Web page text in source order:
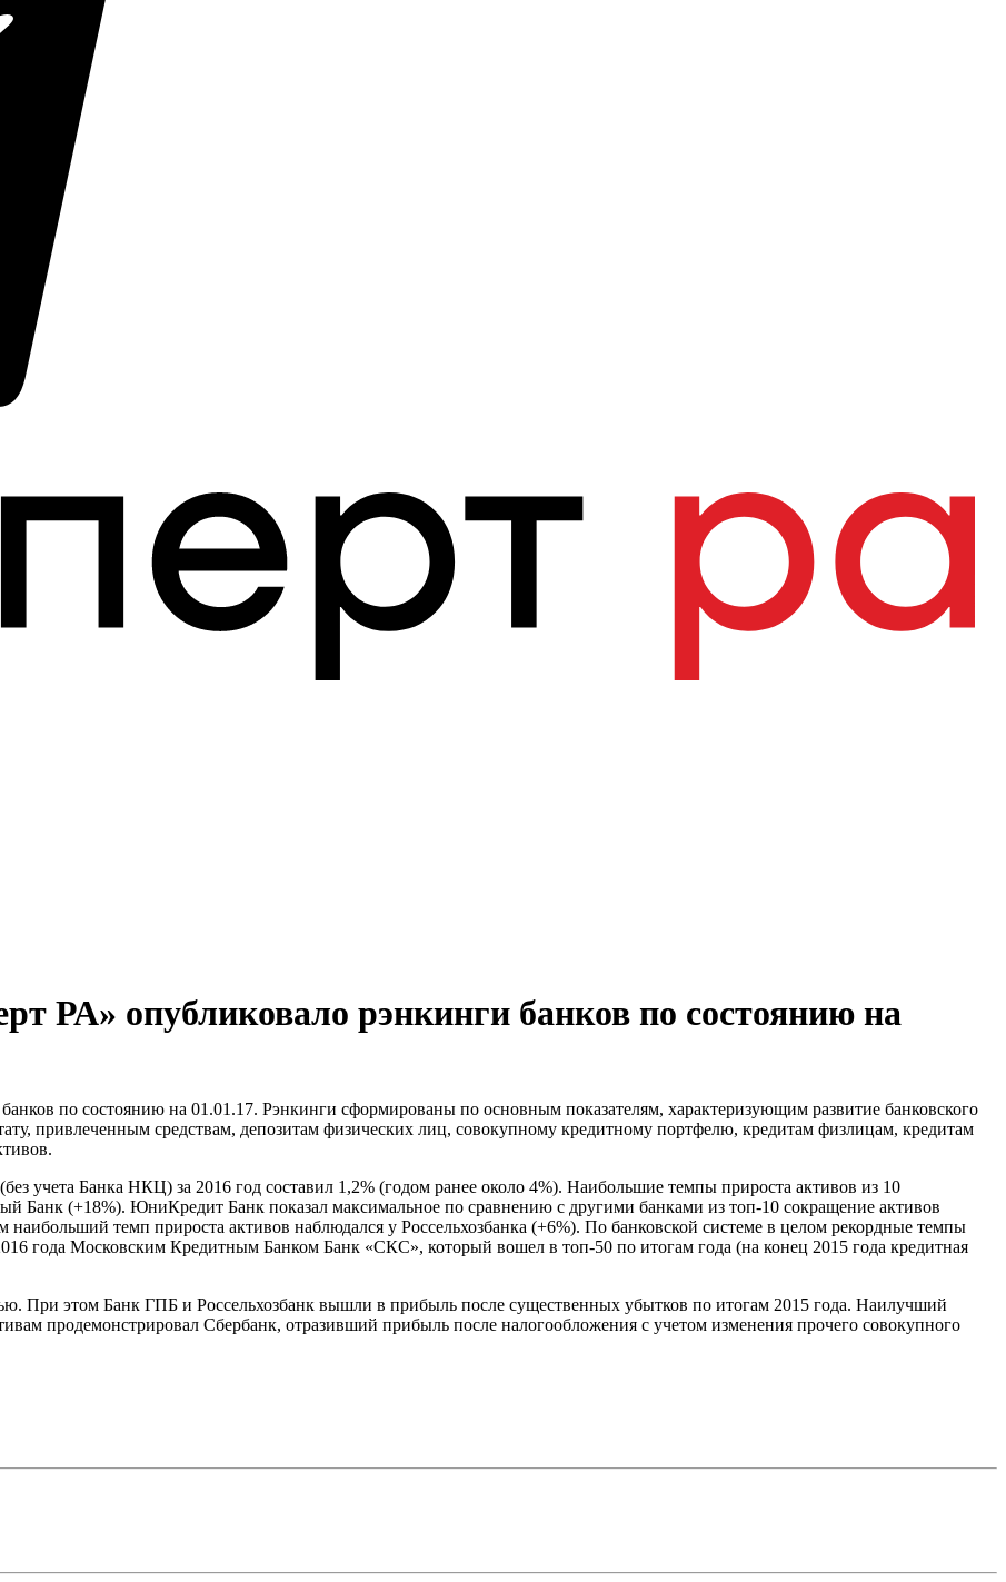
РА» опубликовало рэнкинги банков по состоянию на
по состоянию на 01.01.17. Рэнкинги сформированы по основным показателям, характеризующим развитие банковского
привлеченным средствам, депозитам физических лиц, совокупному кредитному портфелю, кредитам физлицам, кредитам
учета Банка НКЦ) за 2016 год составил 1,2% (годом ранее около 4%). Наибольшие темпы прироста активов из 10
Банк (+18%). ЮниКредит Банк показал максимальное по сравнению с другими банками из топ-10 сокращение активов
темп прироста активов наблюдался у Россельхозбанка (+6%). По банковской системе в целом рекордные темпы
года Московским Кредитным Банком Банк «СКС», который вошел в топ-50 по итогам года (на конец 2015 года кредитная
При этом Банк ГПБ и Россельхозбанк вышли в прибыль после существенных убытков по итогам 2015 года. Наилучший
продемонстрировал Сбербанк, отразивший прибыль после налогообложения с учетом изменения прочего совокупного